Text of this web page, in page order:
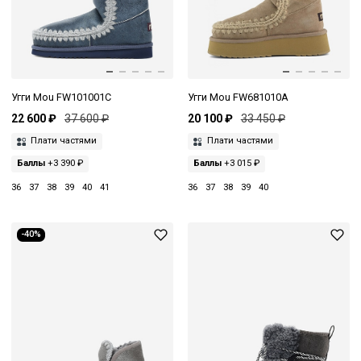
Угги Mou FW101001C
22 600 ₽ 37 600 ₽
Плати частями
Баллы +3 390 ₽
36 37 38 39 40 41
Угги Mou FW681010A
20 100 ₽ 33 450 ₽
Плати частями
Баллы+3 015 ₽
36 37 38 39 40
-40%